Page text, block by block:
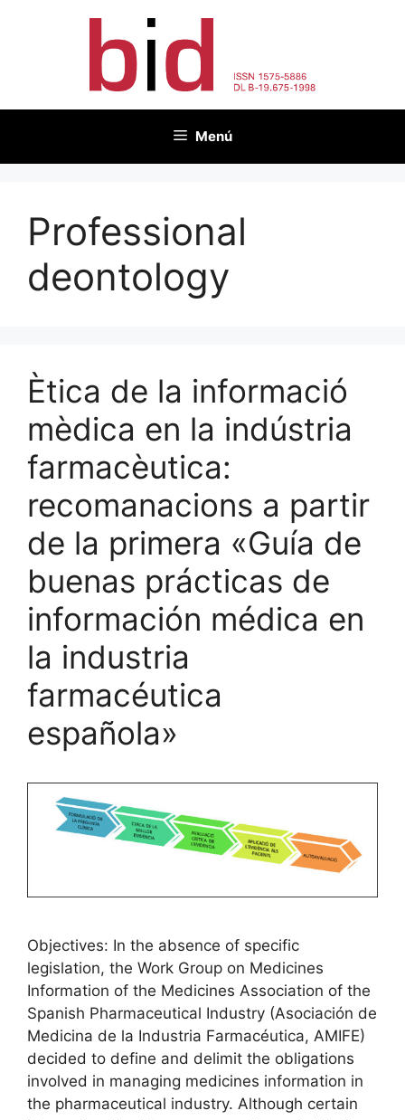
Menú
Professional
deontology
Ètica de la informació
mèdica en la indústria
farmacèutica:
recomanacions a partir
de la primera «Guía de
buenas prácticas de
información médica en
la industria
farmacéutica
española»
Objectives: In the absence of specific
legislation, the Work Group on Medicines
Information of the Medicines Association of the
Spanish Pharmaceutical Industry (Asociación de
Medicina de la Industria Farmacéutica, AMIFE)
decided to define and delimit the obligations
involved in managing medicines information in
the pharmaceutical industry. Although certain